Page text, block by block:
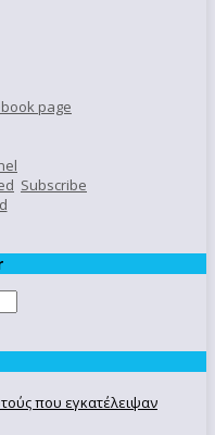
Subscribe
που εγκατέλειψαν